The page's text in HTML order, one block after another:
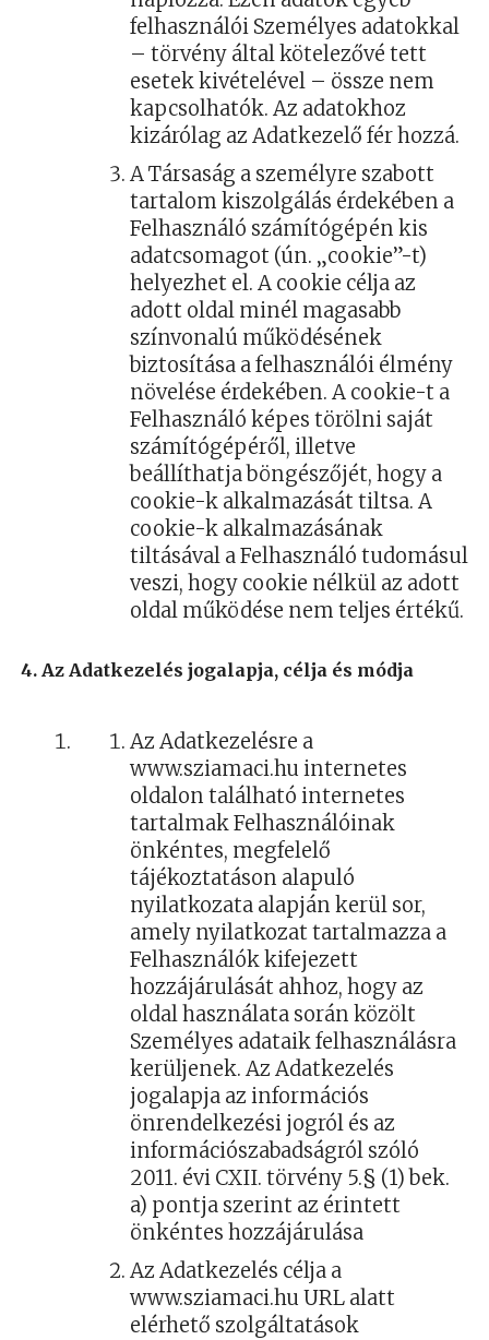
felhasználói Személyes adatokkal
– törvény által kötelezővé tett
esetek kivételével – össze nem
kapcsolhatók. Az adatokhoz
kizárólag az Adatkezelő fér hozzá.
A Társaság a személyre szabott
tartalom kiszolgálás érdekében a
Felhasználó számítógépén kis
adatcsomagot (ún. „cookie”-t)
helyezhet el. A cookie célja az
adott oldal minél magasabb
színvonalú működésének
biztosítása a felhasználói élmény
növelése érdekében. A cookie-t a
Felhasználó képes törölni saját
számítógépéről, illetve
beállíthatja böngészőjét, hogy a
cookie-k alkalmazását tiltsa. A
cookie-k alkalmazásának
tiltásával a Felhasználó tudomásul
veszi, hogy cookie nélkül az adott
oldal működése nem teljes értékű.
4. Az Adatkezelés jogalapja, célja és módja
Az Adatkezelésre a
www.sziamaci.hu internetes
oldalon található internetes
tartalmak Felhasználóinak
önkéntes, megfelelő
tájékoztatáson alapuló
nyilatkozata alapján kerül sor,
amely nyilatkozat tartalmazza a
Felhasználók kifejezett
hozzájárulását ahhoz, hogy az
oldal használata során közölt
Személyes adataik felhasználásra
kerüljenek. Az Adatkezelés
jogalapja az információs
önrendelkezési jogról és az
információszabadságról szóló
2011. évi CXII. törvény 5.§ (1) bek.
a) pontja szerint az érintett
önkéntes hozzájárulása
Az Adatkezelés célja a
www.sziamaci.hu URL alatt
elérhető szolgáltatások